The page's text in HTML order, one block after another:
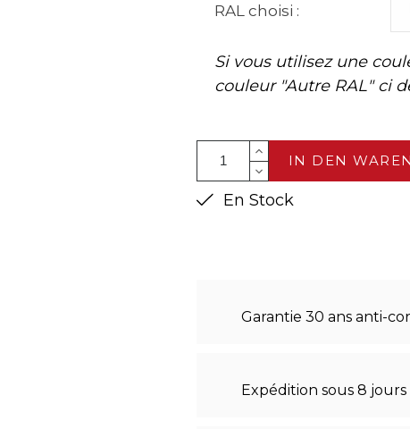
RAL choisi :
Si vous utilisez une
couleur "Autre RAL" ci
IN DEN
En Stock
Garantie 30 ans anti-
Expédition sous 8